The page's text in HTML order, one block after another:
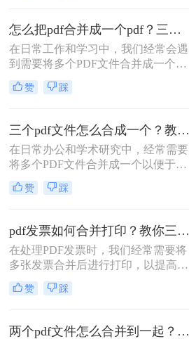
PDF合并任务。
怎么把pdf合并成一个pdf？三种方法教你快速合并pdf！
在日常工作和学习中，我们经常会遇
到需要将多个PDF文件合并成一个文
件的需求。无论是为了整理资料、简
化分享流程，还是为了更方便地阅读
的功能。那么怎么把pdf合并成一个
pdf呢？以下将详细介绍几种常用的
PDF合并方法，帮助您轻松实现这一
目标。
赞 踩
三个pdf文件怎么合成一个？教你4种大家都在用方法！
在日常办公和学术研究中，经常需要
将多个PDF文件合并成一个以便于管
理和分享。那么三个pdf文件怎么合成
一个呢？本文将介绍四种将三个PDF
赞 踩
pdf发票如何合并打印？教你三种简单合并方法！
在处理PDF发票时，我们经常需要将
多张发票合并后进行打印，以提高工
作效率和节省纸张。那么PDF发票如
何合并打印呢？以下将介绍三种合并
轻松应对这一需求。
赞 踩
两个pdf文件怎么合并到一起？大家来试试这3种方法吧！